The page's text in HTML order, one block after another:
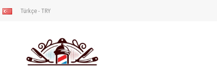
Türkçe - TRY